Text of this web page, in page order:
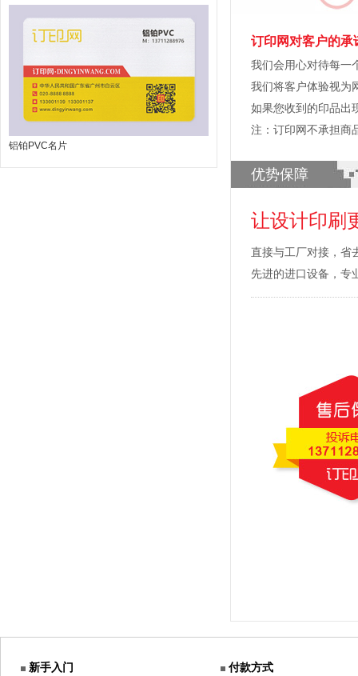
铝铂PVC名片
订印网对客户的承
我们会用心对待每一
我们将客户体验视为
如果您收到的印品出
注：订印网不承担商
优势保障
让设计印刷
直接与工厂对接，省
先进的进口设备，专
新手入门 付款方式